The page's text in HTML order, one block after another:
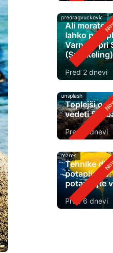
predragvuckovic
Ali morate
lahko
Varnost pri
(Snorkeling)
Pred 2 dnevi
unsplash
Toplejši
vedeti
Pred 4 dnevi
mares
Tehnike
potapljanju:
potapljajte
Pred 6 dnevi